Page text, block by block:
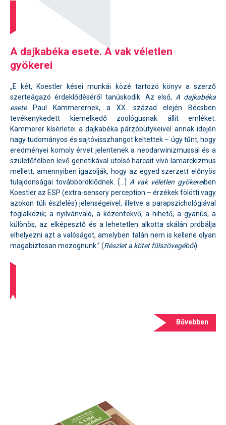
A dajkabéka esete. A vak véletlen
gyökerei
„E két, Koestler kései munkái közé tartozó könyv a szerző
szerteágazó érdeklődéséről tanúskodik. Az első, A dajkabéka
esetePaul Kammerernek, a XX. század elején Bécsben
tevékenykedett kiemelkedő zoológusnak állít emléket.
Kammerer kísérletei a dajkabéka párzóbütykeivel annak idején
nagy tudományos és sajtóvisszhangot keltettek – úgy tűnt, hogy
eredményei komoly érvet jelentenek a neodarwinizmussal és a
születőfélben levő genetikával utolsó harcait vívó lamarckizmus
mellett, amennyiben igazolják, hogy az egyed szerzett előnyös
tulajdonságai továbböröklődnek. […] A vak véletlen gyökereiben
Koestler az ESP (extra-sensory perception – érzékek fölötti vagy
azokon túli észlelés) jelenségeivel, illetve a parapszichológiával
foglalkozik; a nyilvánvaló, a kézenfekvő, a hihető, a gyanús, a
különös, az elképesztő és a lehetetlen alkotta skálán próbálja
elhelyezni azt a valóságot, amelyben talán nem is kellene olyan
magabiztosan mozognunk.” (Részlet a kötet fülszövegéből)
Bővebben